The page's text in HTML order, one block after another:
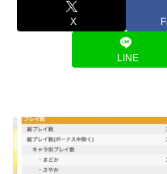
X
LINE